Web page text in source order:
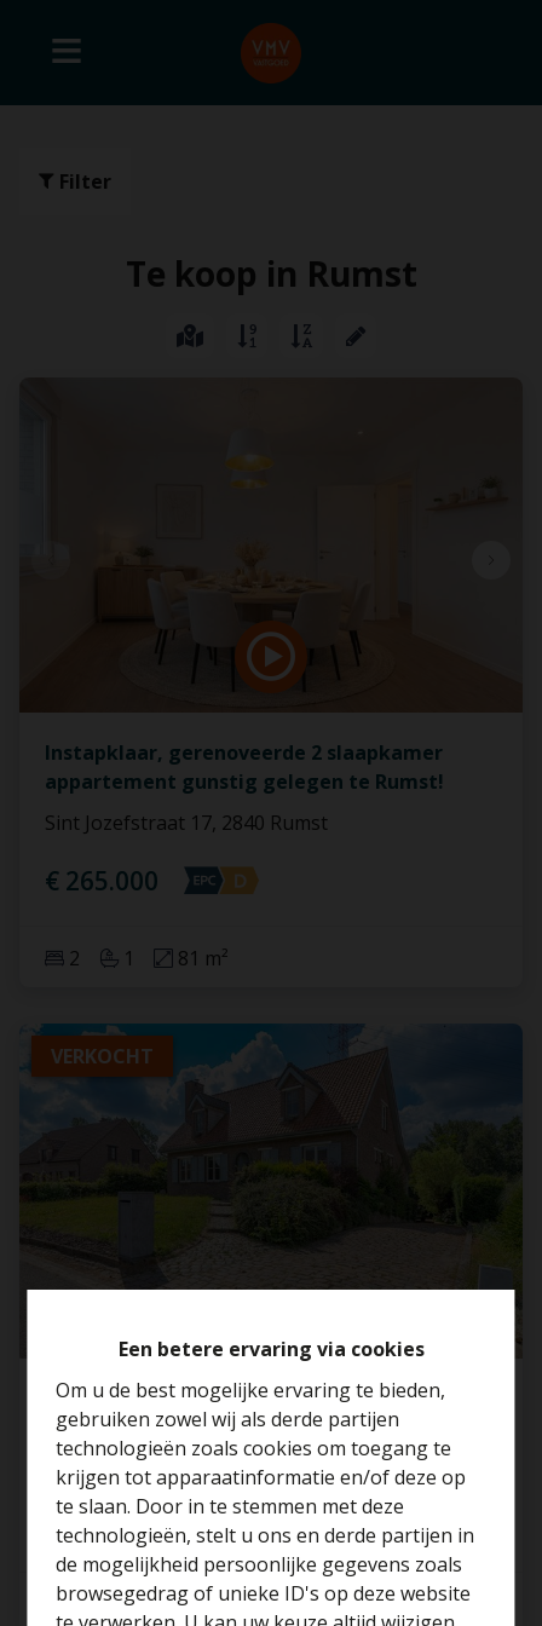
Een betere ervaring via cookies
Om u de best mogelijke ervaring te bieden,
gebruiken zowel wij als derde partijen
technologieën zoals cookies om toegang te
krijgen tot apparaatinformatie en/of deze op
te slaan. Door in te stemmen met deze
technologieën, stelt u ons en derde partijen in
de mogelijkheid persoonlijke gegevens zoals
browsegedrag of unieke ID's op deze website
Filter
Te koop in Rumst
Instapklaar, gerenoveerde 2 slaapkamer
appartement gunstig gelegen te Rumst!
Sint Jozefstraat 17, 2840 Rumst
€ 265.000
2 1 81 m²
VERKOCHT
Charmante woning te Rumst op een perceel
van 11a 57ca!
2840 Rumst
3 1 163 m²
Benieuwd naar de
waarde van je huis?